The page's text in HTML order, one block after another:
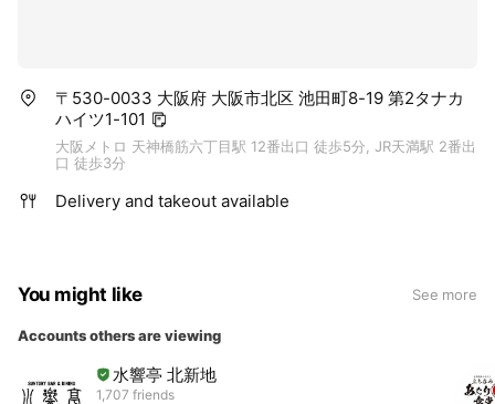
〒530-0033 大阪府 大阪市北区 池田町8-19 第2タナカ
ハイツ1-101
大阪メトロ 天神橋筋六丁目駅 12番出口 徒歩5分, JR天満駅 2番出
口 徒歩3分
Delivery and takeout available
You might like See more
Accounts others are viewing
水響亭 北新地
1,707 friends